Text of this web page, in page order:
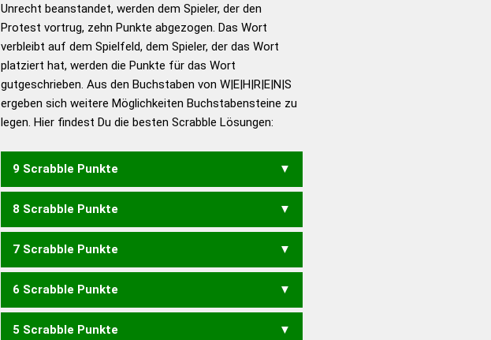
Duden – Standardwerk in 12
Bänden
Duden – Richtiges und gutes
Deutsch
Duden – Die deutsche Grammatik
Duden – Deutsches
Universalwörterbuch
Unrecht beanstandet, werden dem Spieler, der den
Protest vortrug, zehn Punkte abgezogen. Das Wort
verbleibt auf dem Spielfeld, dem Spieler, der das Wort
platziert hat, werden die Punkte für das Wort
gutgeschrieben. Aus den Buchstaben von W|E|H|R|E|N|S
ergeben sich weitere Möglichkeiten Buchstabensteine zu
legen. Hier findest Du die besten Scrabble Lösungen:
9 Scrabble Punkte
WEHENS WEHRES
8 Scrabble Punkte
WEHEN WEHER WEHES
7 Scrabble Punkte
WEHE WEHS EWERN
ERSEHN
SEHERN
6 Scrabble Punkte
EWER NEWS EHERN
5 Scrabble Punkte